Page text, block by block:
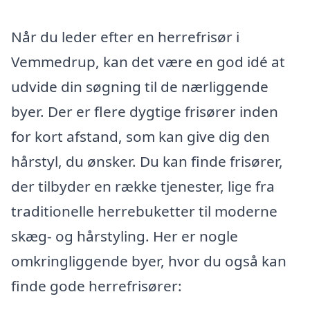
Når du leder efter en herrefrisør i
Vemmedrup, kan det være en god idé at
udvide din søgning til de nærliggende
byer. Der er flere dygtige frisører inden
for kort afstand, som kan give dig den
hårstyl, du ønsker. Du kan finde frisører,
der tilbyder en række tjenester, lige fra
traditionelle herrebuketter til moderne
skæg- og hårstyling. Her er nogle
omkringliggende byer, hvor du også kan
finde gode herrefrisører: